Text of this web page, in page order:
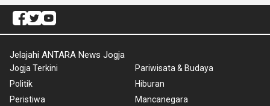
Jelajahi ANTARA News Jogja
Jogja Terkini
Politik
Peristiwa
Pariwisata & Budaya
Hiburan
Mancanegara